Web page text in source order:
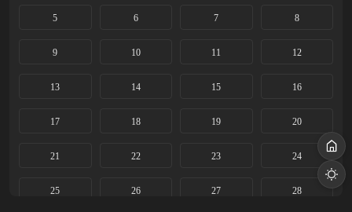
5 6 7 8
9 10 11 12
13 14 15 16
17 18 19 20
21 22 23 24
25 26 27 28